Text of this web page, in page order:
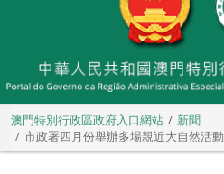
澳門特別行政區政府入口網站
新聞
市政署四月份舉辦多場親近大自然活動